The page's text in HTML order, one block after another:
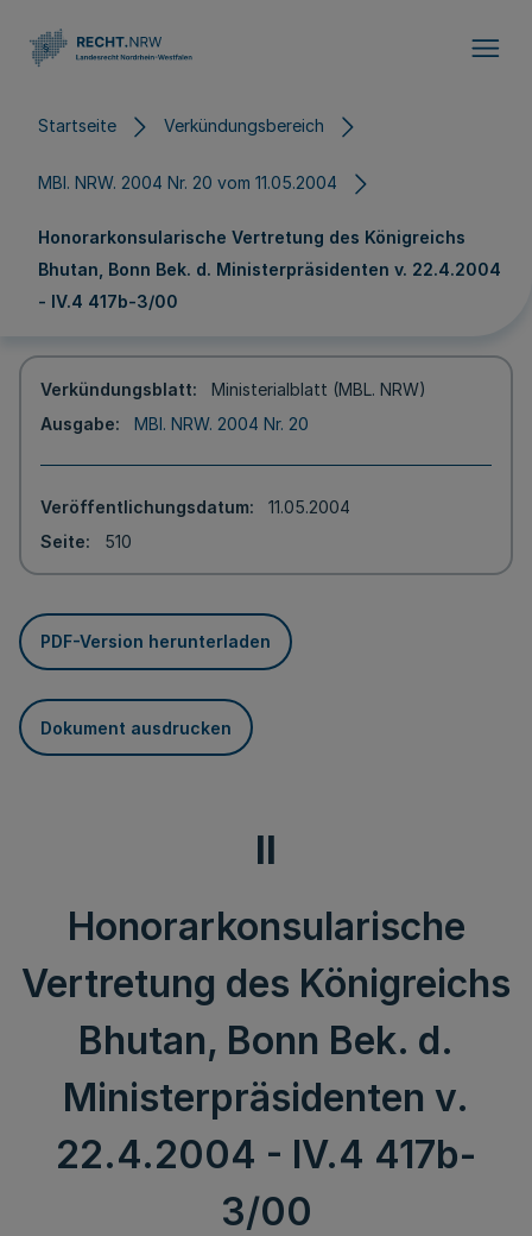
Startseite Verkündungsbereich
MBl. NRW. 2004 Nr. 20 vom 11.05.2004
Honorarkonsularische Vertretung des Königreichs
Bhutan, Bonn Bek. d. Ministerpräsidenten v. 22.4.2004
- IV.4 417b-3/00
Verkündungsblatt
Ministerialblatt (MBL. NRW)
Ausgabe
MBl. NRW. 2004 Nr. 20
Veröffentlichungsdatum
11.05.2004
Seite
510
PDF-Version herunterladen
Dokument ausdrucken
II
Honorarkonsularische
Vertretung des Königreichs
Bhutan, Bonn Bek. d.
Ministerpräsidenten v.
22.4.2004 - IV.4 417b-
3/00